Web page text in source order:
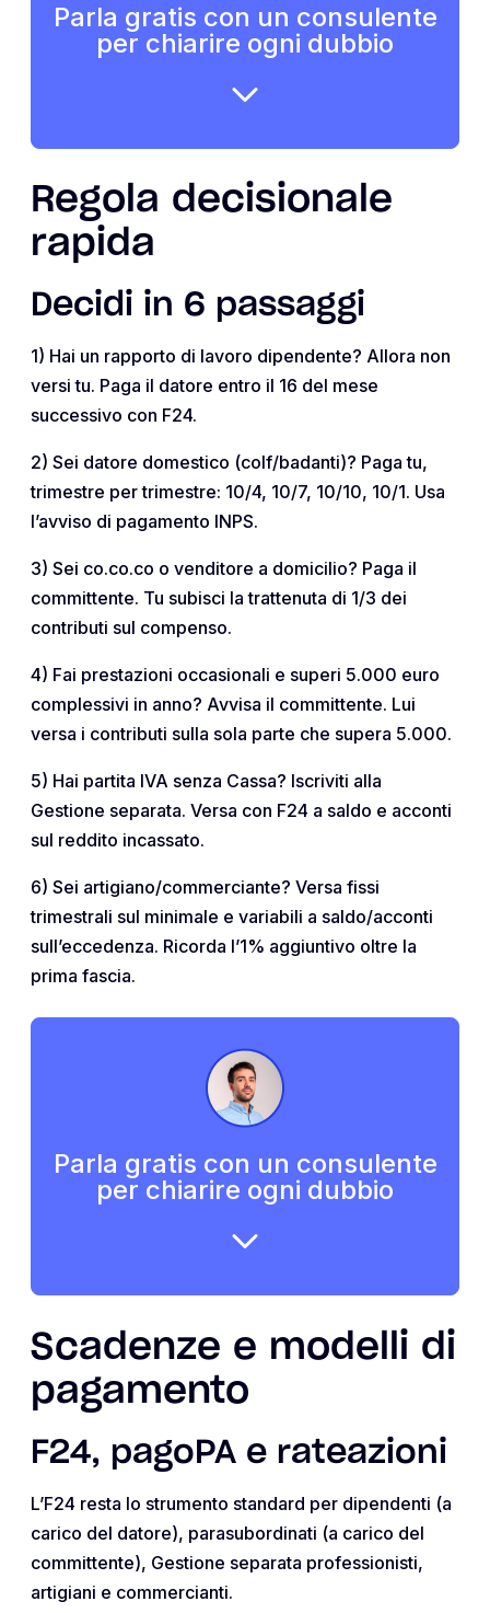
Parla gratis con un consulente
per chiarire ogni dubbio
Regola decisionale
rapida
Decidi in 6 passaggi
1) Hai un rapporto di lavoro dipendente? Allora non
versi tu. Paga il datore entro il 16 del mese
successivo con F24.
2) Sei datore domestico (colf/badanti)? Paga tu,
trimestre per trimestre: 10/4, 10/7, 10/10, 10/1. Usa
l’avviso di pagamento INPS.
3) Sei co.co.co o venditore a domicilio? Paga il
committente. Tu subisci la trattenuta di 1/3 dei
contributi sul compenso.
4) Fai prestazioni occasionali e superi 5.000 euro
complessivi in anno? Avvisa il committente. Lui
versa i contributi sulla sola parte che supera 5.000.
5) Hai partita IVA senza Cassa? Iscriviti alla
Gestione separata. Versa con F24 a saldo e acconti
sul reddito incassato.
6) Sei artigiano/commerciante? Versa fissi
trimestrali sul minimale e variabili a saldo/acconti
sull’eccedenza. Ricorda l’1% aggiuntivo oltre la
prima fascia.
Parla gratis con un consulente
per chiarire ogni dubbio
Scadenze e modelli di
pagamento
F24, pagoPA e rateazioni
L’F24 resta lo strumento standard per dipendenti (a
carico del datore), parasubordinati (a carico del
committente), Gestione separata professionisti,
artigiani e commercianti.